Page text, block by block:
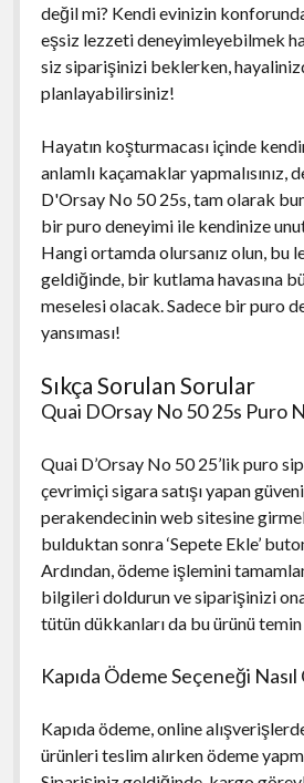
değil mi? Kendi evinizin
eşsiz lezzeti deneyimleyebilmek
siz siparişinizi beklerken,
planlayabilirsiniz!
Hayatın koşturmacası içinde
anlamlı kaçamaklar yapmalısınız,
D'Orsay No 50 25s, tam olarak
bir puro deneyimi ile kendinize
Hangi ortamda olursanız olun, bu
geldiğinde, bir kutlama havasına
meselesi olacak. Sadece bir puro
yansıması!
Sıkça Sorulan Sorular
Quai DOrsay No 50 25s Puro
Quai D’Orsay No 50 25’lik puro
çevrimiçi sigara satışı yapan
perakendecinin web sitesine
bulduktan sonra ‘Sepete Ekle’
Ardından, ödeme işlemini
bilgileri doldurun ve siparişinizi
tütün dükkanları da bu ürünü
Kapıda Ödeme Seçeneği Nasıl
Kapıda ödeme, online
ürünleri teslim alırken ödeme